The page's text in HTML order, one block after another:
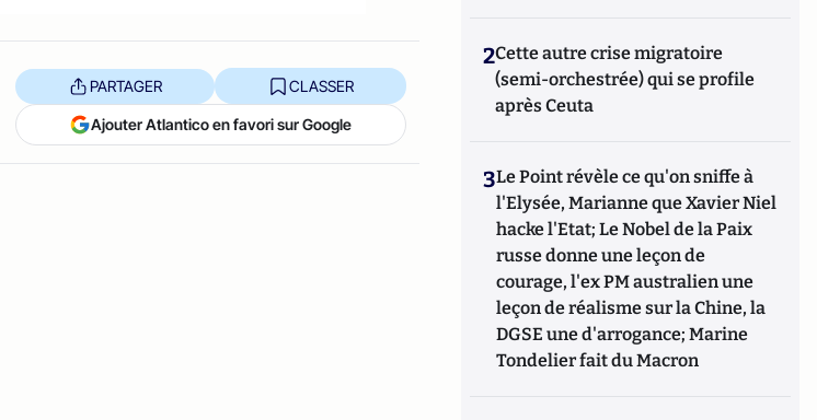
PARTAGER CLASSER
Ajouter Atlantico en favori sur Google
2Cette autre crise migratoire
(semi-orchestrée) qui se profile
après Ceuta
3Le Point révèle ce qu'on sniffe à
l'Elysée, Marianne que Xavier Niel
hacke l'Etat; Le Nobel de la Paix
russe donne une leçon de
courage, l'ex PM australien une
leçon de réalisme sur la Chine, la
DGSE une d'arrogance; Marine
Tondelier fait du Macron